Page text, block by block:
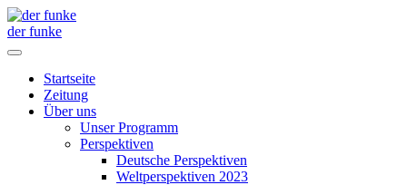
der funke
Startseite
Zeitung
Über uns
Unser Programm
Perspektiven
Deutsche Perspektiven
Weltperspektiven 2023